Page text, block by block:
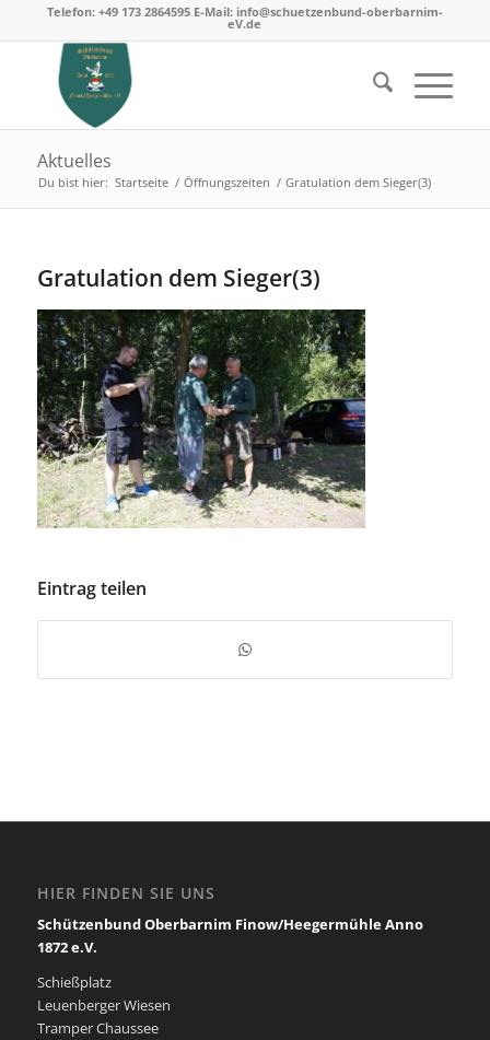
Telefon: +49 173 2864595 E-Mail: info@schuetzenbund-oberbarnim-
eV.de
Aktuelles
Du bist hier: Startseite / Öffnungszeiten / Gratulation dem Sieger(3)
Gratulation dem Sieger(3)
Eintrag teilen
HIER FINDEN SIE UNS
Schützenbund Oberbarnim Finow/Heegermühle Anno
1872 e.V.
Schießplatz
Leuenberger Wiesen
Tramper Chaussee